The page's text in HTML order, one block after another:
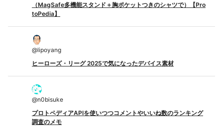
（MagSafe多機能スタンド＋胸ポケットつきのシャツで）【Pro
toPedia】
@lipoyang
ヒーローズ・リーグ 2025で気になったデバイス素材
@n0bisuke
プロトペディアAPIを使いつつコメントやいいね数のランキング
調査のメモ